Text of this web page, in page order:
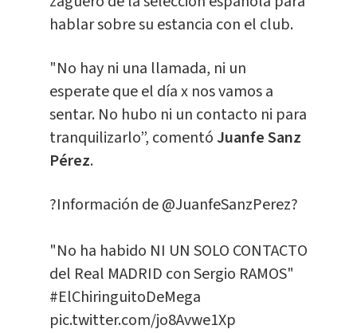
hablar sobre su estancia con el club.
"No hay ni una llamada, ni un
esperate que el día x nos vamos a
sentar. No hubo ni un contacto ni para
tranquilizarlo”, comentó Juanfe Sanz
Pérez.
?Información de@JuanfeSanzPerez?
"No ha habido NI UN SOLO CONTACTO
del Real MADRID con Sergio RAMOS"
#ElChiringuitoDeMega
pic.twitter.com/jo8Avwe1Xp